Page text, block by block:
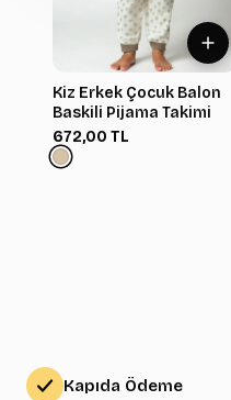
Kiz Erkek Çocuk Balon
Baskili Pijama Takimi
672,00 TL
Kapıda Ödeme